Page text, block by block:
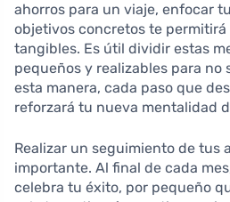
ahorros para un viaje, enfocar
objetivos concretos te permitirá
tangibles. Es útil dividir estas
pequeños y realizables para no
esta manera, cada paso que
reforzará tu nueva mentalidad
Realizar un seguimiento de tus
importante. Al final de cada
celebra tu éxito, por pequeño